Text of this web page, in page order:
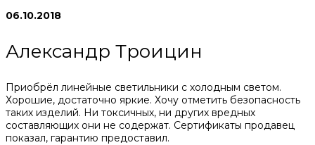
06.10.2018
Александр Троицин
Приобрёл линейные светильники с холодным светом.
Хорошие, достаточно яркие. Хочу отметить безопасность
таких изделий. Ни токсичных, ни других вредных
составляющих они не содержат. Сертификаты продавец
показал, гарантию предоставил.